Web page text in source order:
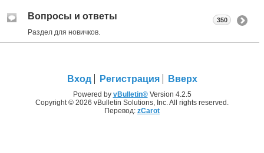
Вопросы и ответы
Раздел для новичков.
350
Вход Регистрация Вверх
Powered by vBulletin®Version 4.2.5
Copyright © 2026 vBulletin Solutions, Inc. All rights reserved.
Перевод: zCarot